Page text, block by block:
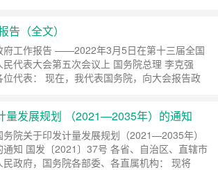
，在以习近平同志为……
告（全文）
府工作报告 ——2022年3月5日在第十三届全国
民代表大会第五次会议上 国务院总理 李克强
位代表： 现在，我代表国务院，向大会报告政
»量发展规划 （2021—2035年）的通知
务院关于印发计量发展规划（2021—2035年）
通知 国发〔2021〕37号 各省、自治区、直辖市
民政府，国务院各部委、各直属机构： 现将